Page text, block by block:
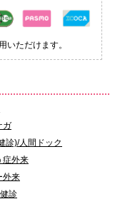
いただけます。
ガ
診)/人間ドック
症外来
外来
診